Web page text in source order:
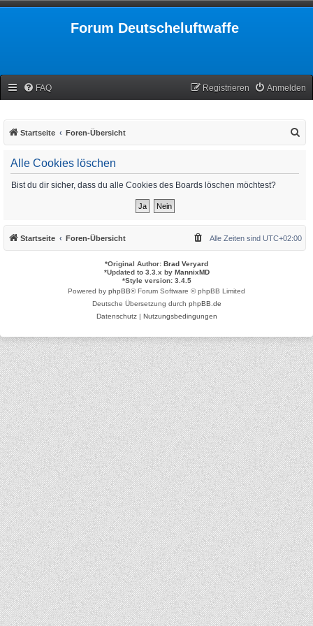
Forum Deutscheluftwaffe
FAQ Anmelden
Registrieren
Startseite Foren-Übersicht
Alle Cookies löschen
Bist du dir sicher, dass du alle Cookies des Boards löschen möchtest?
Startseite Foren-Übersicht Alle Zeiten sind UTC+02:00
*Original Author: Brad Veryard
*Updated to 3.3.x by MannixMD
*Style version: 3.4.5
Powered by phpBB® Forum Software © phpBB Limited
Deutsche Übersetzung durch phpBB.de
Datenschutz| Nutzungsbedingungen